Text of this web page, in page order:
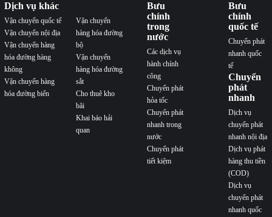
Dịch vụ khác
Vận chuyển quốc tế
Vận chuyển nội địa
Vận chuyển hàng
hóa đường hàng
không
Vận chuyển hàng
hóa đường biển
Vận chuyển
hàng hóa đường
bộ
Vận chuyển
hàng hóa đường
sắt
Cho thuê kho
bãi
Khai báo hải
quan
Bưu
chính
trong
nước
Các dịch vụ
hành chính
công
Chuyển phát
hỏa tốc
Chuyển phát
nhanh trong
nước
Chuyển phát
tiết kiệm
Bưu
chính
quốc tế
Chuyển phát
nhanh quốc
tế
Chuyển
phát
nhanh
Dịch vụ
chuyển phát
nhanh nội địa
Dịch vụ phát
hàng thu tiền
(COD)
Dịch vụ
chuyển phát
nhanh quốc